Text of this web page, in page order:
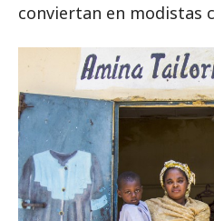
conviertan en modistas